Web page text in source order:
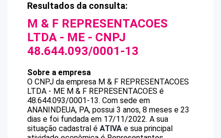
Resultados da consulta:
M & F REPRESENTACOES
LTDA - ME - CNPJ
48.644.093/0001-13
Sobre a empresa
O CNPJ da empresa M & F REPRESENTACOES
LTDA - ME M & F REPRESENTACOES é
48.644.093/0001-13. Com sede em
ANANINDEUA, PA, possui 3 anos, 8 meses e 23
dias e foi fundada em 17/11/2022. A sua
situação cadastral é ATIVA e sua principal